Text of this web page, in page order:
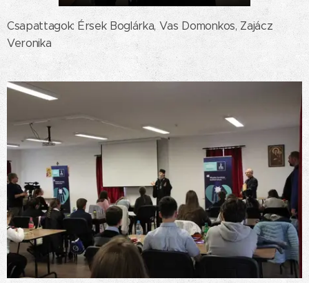
Csapattagok: Érsek Boglárka, Vas Domonkos, Zajácz
Veronika